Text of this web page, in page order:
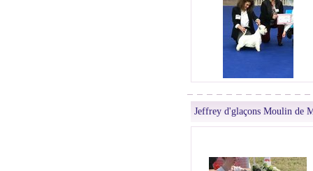
Jeffrey d'glaçons Moulin de